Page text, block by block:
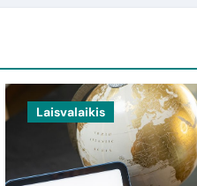
Laisvalaikis